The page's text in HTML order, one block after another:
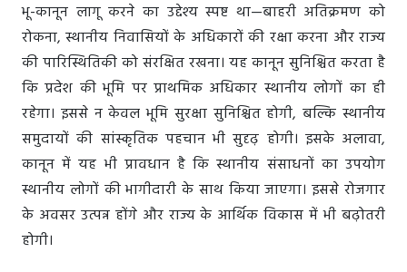
भू-कानून लागू करने का उद्देश्य स्पष्ट था—बाहरी अतिक्रमण को
रोकना, स्थानीय निवासियों के अधिकारों की रक्षा करना और राज्य
की पारिस्थितिकी को संरक्षित रखना। यह कानून सुनिश्चित करता है
कि प्रदेश की भूमि पर प्राथमिक अधिकार स्थानीय लोगों का ही
रहेगा। इससे न केवल भूमि सुरक्षा सुनिश्चित होगी, बल्कि स्थानीय
समुदायों की सांस्कृतिक पहचान भी सुदृढ़ होगी। इसके अलावा,
कानून में यह भी प्रावधान है कि स्थानीय संसाधनों का उपयोग
स्थानीय लोगों की भागीदारी के साथ किया जाएगा। इससे रोजगार
के अवसर उत्पन्न होंगे और राज्य के आर्थिक विकास में भी बढ़ोतरी
होगी।